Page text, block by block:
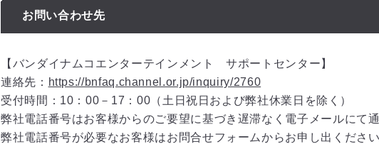
お問い合わせ先
【バンダイナムコエンターテインメント サポートセンター】
連絡先： https://bnfaq.channel.or.jp/inquiry/2760
受付時間：10：00－17：00（土日祝日および弊社休業日を除く）
弊社電話番号はお客様からのご要望に基づき遅滞なく電子メールにて通
弊社電話番号が必要なお客様はお問合せフォームからお申し出ください